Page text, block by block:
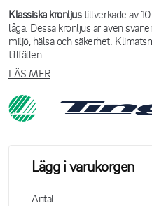
Klassiska kronljustillverkade av
låga. Dessa kronljus är även
miljö, hälsa och säkerhet.
tillfällen.
LÄS MER
Lägg i varukorgen
Antal